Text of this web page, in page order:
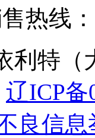
热线
利特（
辽ICP备
良信息